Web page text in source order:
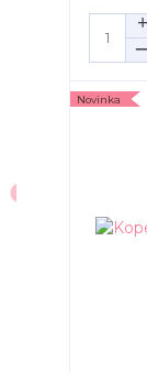
Novinka